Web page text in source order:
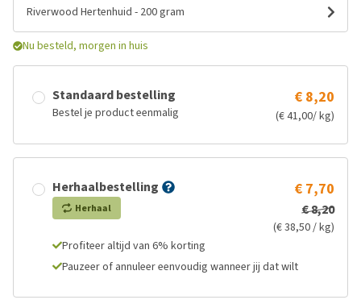
Riverwood Hertenhuid - 200 gram
Nu besteld, morgen in huis
Standaard bestelling
Bestel je product eenmalig
€ 8,20
(€ 41,00/ kg)
Herhaalbestelling
Herhaal
€ 7,70
€ 8,20
(€ 38,50 / kg)
Profiteer altijd van 6% korting
Pauzeer of annuleer eenvoudig wanneer jij dat wilt